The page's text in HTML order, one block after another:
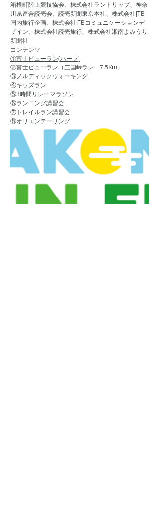
箱根町陸上競技協会、株式会社ラントリップ、神奈
川県連合読売会、読売新聞東京本社、株式会社JTB
国内旅行企画、株式会社JTBコミュニケーションデ
ザイン、株式会社読売旅行、株式会社湘南よみうり
新聞社
コンテンツ
①富士ビューラン(ハーフ)
②富士ビューラン（三国峠ラン 7.5Km）
③ノルディックウォーキング
④キッズラン
⑤3時間リレーマラソン
⑥ランニング講習会
⑦トレイルラン講習会
⑧オリエンテーリング